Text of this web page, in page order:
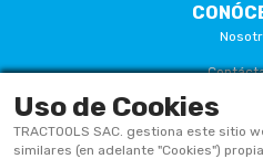
Términos Y
Políticas De
Uso de Cookies
TRACTOOLS SAC. gestiona este sitio
similares (en adelante "Cookies")